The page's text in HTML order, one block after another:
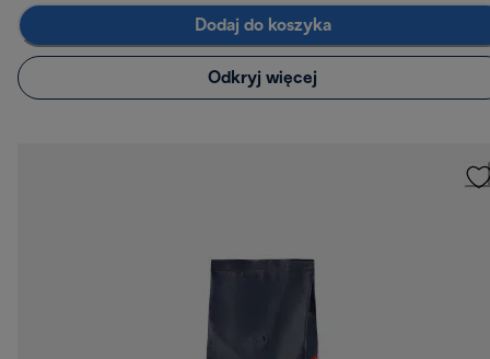
Dodaj do koszyka
Odkryj więcej